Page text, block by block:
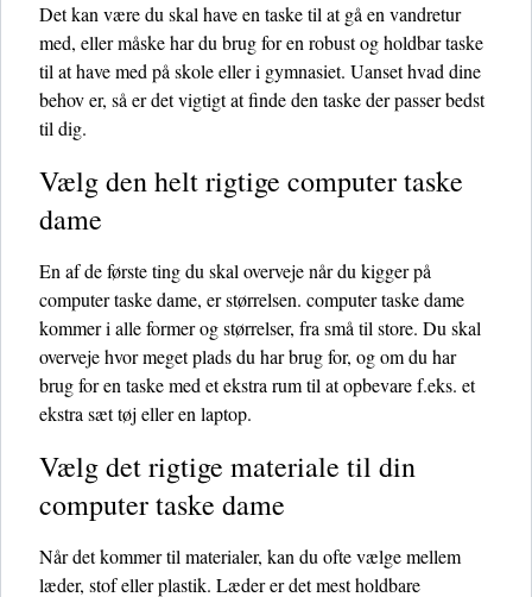
Det kan være du skal have en taske til at gå en vandretur
med, eller måske har du brug for en robust og holdbar taske
til at have med på skole eller i gymnasiet. Uanset hvad dine
behov er, så er det vigtigt at finde den taske der passer bedst
til dig.
Vælg den helt rigtige computer taske
dame
En af de første ting du skal overveje når du kigger på
computer taske dame, er størrelsen. computer taske dame
kommer i alle former og størrelser, fra små til store. Du skal
overveje hvor meget plads du har brug for, og om du har
brug for en taske med et ekstra rum til at opbevare f.eks. et
ekstra sæt tøj eller en laptop.
Vælg det rigtige materiale til din
computer taske dame
Når det kommer til materialer, kan du ofte vælge mellem
læder, stof eller plastik. Læder er det mest holdbare